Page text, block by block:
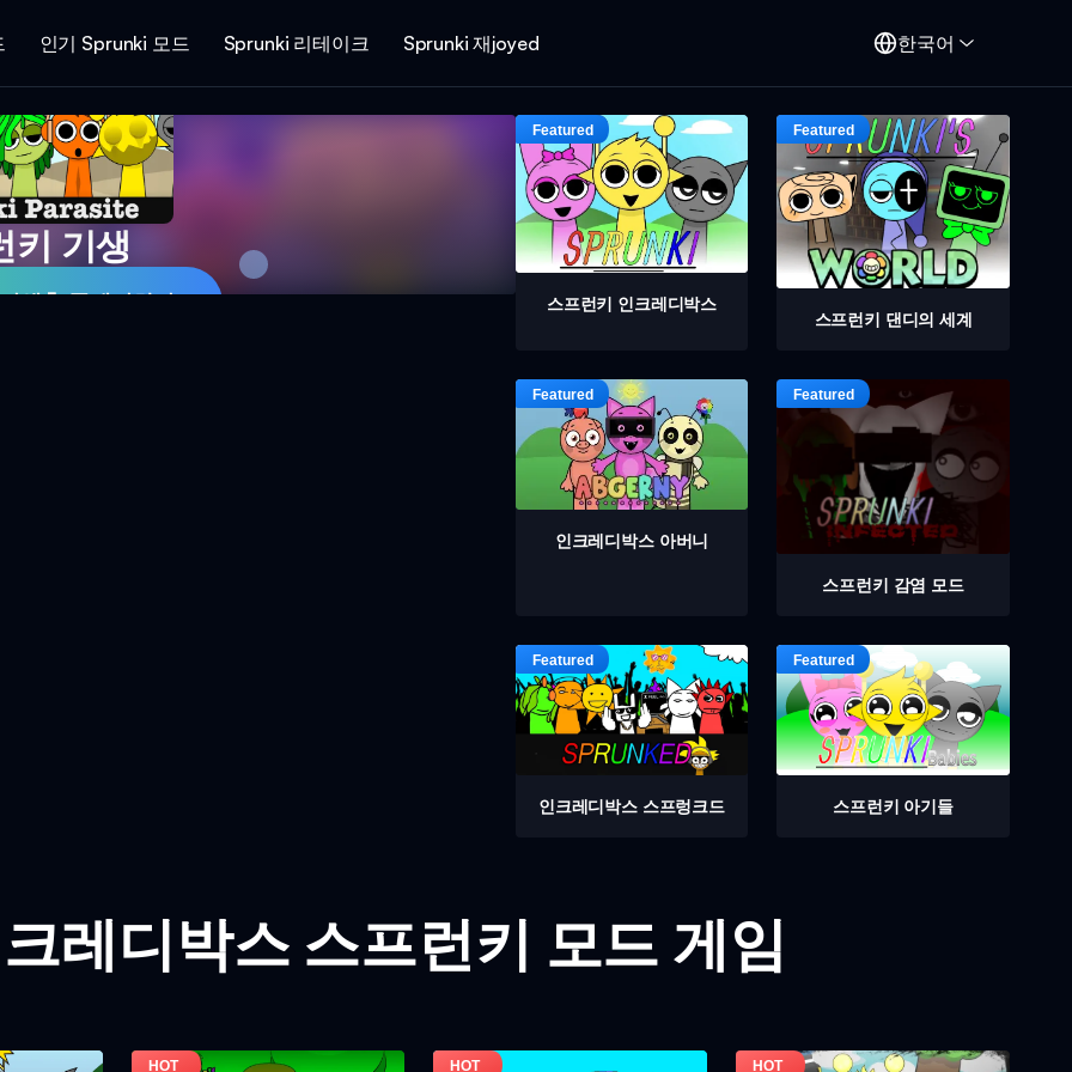
인기 Sprunki 모드 Sprunki 리테이크 Sprunki 재joyed 한국어
키 기생
생충 플레이하기 스프런키 인크레디박스
스프런키 댄디의 세계
인크레디박스 아버니
스프런키 감염 모드
인크레디박스 스프렁크드 스프런키 아기들
레디박스 스프런키 모드 게임